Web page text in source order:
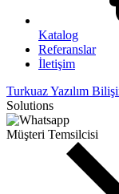
Katalog
Referanslar
İletişim
Turkuaz Yazılım
Solutions
Müşteri Temsilcisi